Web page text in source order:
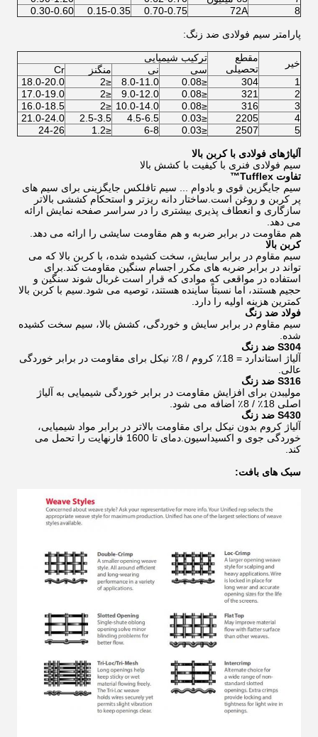
8
72A
0.70-0.75
0.15-0.35
0.30-0.60
پارامتر سیم فولادی ضد زنگ:
خیر
مقطع
تحصیلی
ترکیب شیمیایی
سی
نی منگنز
Cr
1
304
≤0.08
8.0-11.0
≤2
18.0-20.0
2
321
≤0.08
9.0-12.0
≤2
17.0-19.0
3
316
≤0.08
10.0-14.0
≤2
16.0-18.5
4
2205
≤0.03
4.5-6.5
2.5-3.5
21.0-24.0
5
2507
≤0.03
6-8
≤1.2
24-26
آلیاژهای فولادی با کربن بالا
سیم فولادی فنری با کیفیت با کشش بالا
تفاوت Tufflex™
سیم جایگزین قوی و بادوام ... سیم تافلکس جایگزینی برای سیم های
پر کربن و روغن است.ساختار دانه ریزتر و استحکام کششی بالاتر
سازگاری و انعطاف پذیری بیشتری را در سراسر صفحه نمایش ارائه
می دهد.
هم مقاومت در برابر ضربه و هم مقاومت سایشی را ارائه می دهد.
کربن بالا
سیم مقاوم در برابر سایش، سخت کشیده شده، با کربن بالا که می
تواند در برابر ضربه های مکرر اجسام سنگین مقاومت کند.برای
استفاده در مواقعی که موادی که قرار است غربال شوند سنگین و
حجیم هستند، اما نسبتاً ساینده هستند، توصیه می شود.سیم با کربن بالا
کمترین هزینه اولیه را دارد.
فولاد ضد زنگ
سیم مقاوم در برابر سایش و خوردگی، کشش بالا، سیم سخت کشیده
شده.
S304 ضد زنگ
آلیاژ استاندارد = 18٪ کروم / 8٪ نیکل برای مقاومت در برابر خوردگی
عالی.
S316 ضد زنگ
مولیبدن برای افزایش مقاومت در برابر خوردگی شیمیایی به آلیاژ
اصلی 18٪ / 8٪ اضافه می شود.
S430 ضد زنگ
آلیاژ کروم بدون نیکل برای مقاومت بالاتر در برابر مواد شیمیایی،
خوردگی جوی و اکسیداسیون.دمای تا 1600 فارنهایت را تحمل می
کند.
سبک های بافت: